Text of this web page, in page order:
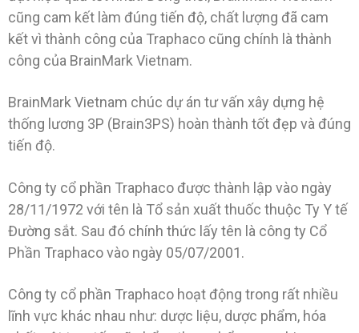
cũng cam kết làm đúng tiến độ, chất lượng đã cam
kết vì thành công của Traphaco cũng chính là thành
công của BrainMark Vietnam.
BrainMark Vietnam chúc dự án tư vấn xây dựng hệ
thống lương 3P (Brain3PS) hoàn thành tốt đẹp và đúng
tiến độ.
Công ty cổ phần Traphaco được thành lập vào ngày
28/11/1972 với tên là Tổ sản xuất thuốc thuộc Ty Y tế
Đường sắt. Sau đó chính thức lấy tên là công ty Cổ
Phần Traphaco vào ngày 05/07/2001.
Công ty cổ phần Traphaco hoạt động trong rất nhiều
lĩnh vực khác nhau như: dược liệu, dược phẩm, hóa